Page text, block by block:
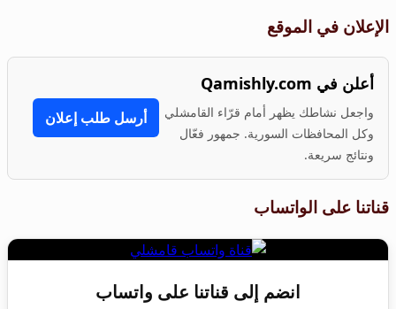
الإعلان في الموقع
أعلن في Qamishly.com
واجعل نشاطك يظهر أمام قرّاء القامشلي
وكل المحافظات السورية. جمهور فعّال
ونتائج سريعة.
أرسل طلب إعلان
قناتنا على الواتساب
انضم إلى قناتنا على واتساب